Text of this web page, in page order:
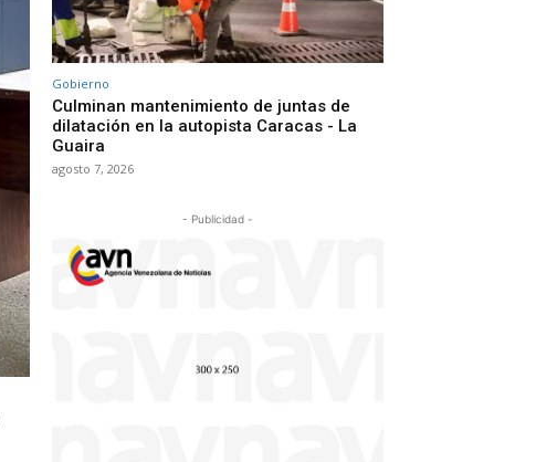
Gobierno
Culminan mantenimiento de juntas de
dilatación en la autopista Caracas - La
Guaira
agosto 7, 2026
- Publicidad -